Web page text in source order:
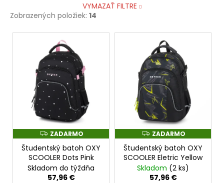
VYMAZAŤ FILTRE
Zobrazených položiek: 14
V
o
d
Z
A
D
A
R
M
O
ZADARMO
Študentský batoh OXY
SCOOLER Dots Pink
Skladom do týždňa
57,96 €
Z
A
D
A
R
M
O
ZADARMO
Študentský batoh OXY
SCOOLER Eletric Yellow
Skladom (2 ks)
57,96 €